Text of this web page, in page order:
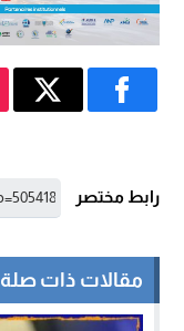
رابط مختصر
مقالات ذات صلة